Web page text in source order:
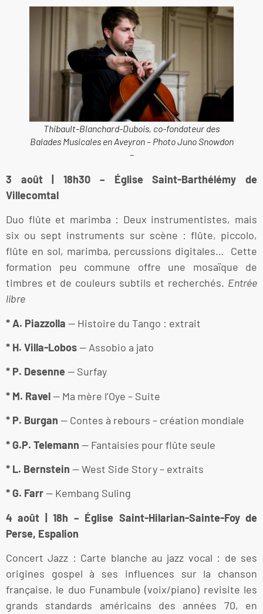
Thibault-Blanchard-Dubois, co-fondateur des
Balades Musicales en Aveyron – Photo Juno Snowdon
–
3 août | 18h30 – Église Saint-Barthélémy de
Villecomtal
Duo flûte et marimba : Deux instrumentistes, mais
six ou sept instruments sur scène : flûte, piccolo,
flûte en sol, marimba, percussions digitales… Cette
formation peu commune offre une mosaïque de
timbres et de couleurs subtils et recherchés. Entrée
libre
* A. Piazzolla — Histoire du Tango : extrait
* H. Villa-Lobos— Assobio a jato
* P. Desenne— Surfay
* M. Ravel— Ma mère l’Oye – Suite
* P. Burgan — Contes à rebours – création mondiale
* G.P. Telemann — Fantaisies pour flûte seule
* L. Bernstein — West Side Story – extraits
* G. Farr— Kembang Suling
4 août | 18h – Église Saint-Hilarian-Sainte-Foy de
Perse, Espalion
Concert Jazz : Carte blanche au jazz vocal : de ses
origines gospel à ses influences sur la chanson
française, le duo Funambule (voix/piano) revisite les
grands standards américains des années 70, en